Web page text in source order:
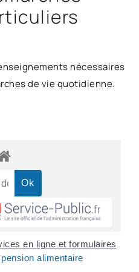
nécessaires
de vie quotidienne.
en ligne et formulaires
alimentaire